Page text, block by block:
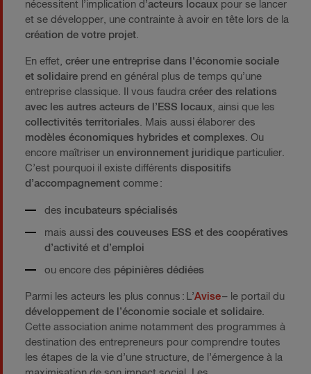
nécessitent l’implication d’acteurs locaux pour se lancer
et se développer, une contrainte à avoir en tête lors de la
création de votre projet.
En effet, créer une entreprise dans l'économie sociale
et solidaire prend en général plus de temps qu’une
entreprise classique. Il vous faudra créer des relations
avec les autres acteurs de l’ESS locaux, ainsi que les
collectivités territoriales. Mais aussi élaborer des
modèles économiques hybrides et complexes. Ou
encore maîtriser un environnement juridique particulier.
C’est pourquoi il existe différents dispositifs
d’accompagnement comme :
des incubateurs spécialisés
mais aussi des couveuses ESS et des coopératives
d’activité et d’emploi
ou encore des pépinières dédiées
Parmi les acteurs les plus connus : L’Avise– le portail du
développement de l’économie sociale et solidaire
Cette association anime notamment des programmes à
destination des entrepreneurs pour comprendre toutes
les étapes de la vie d’une structure, de l’émergence à la